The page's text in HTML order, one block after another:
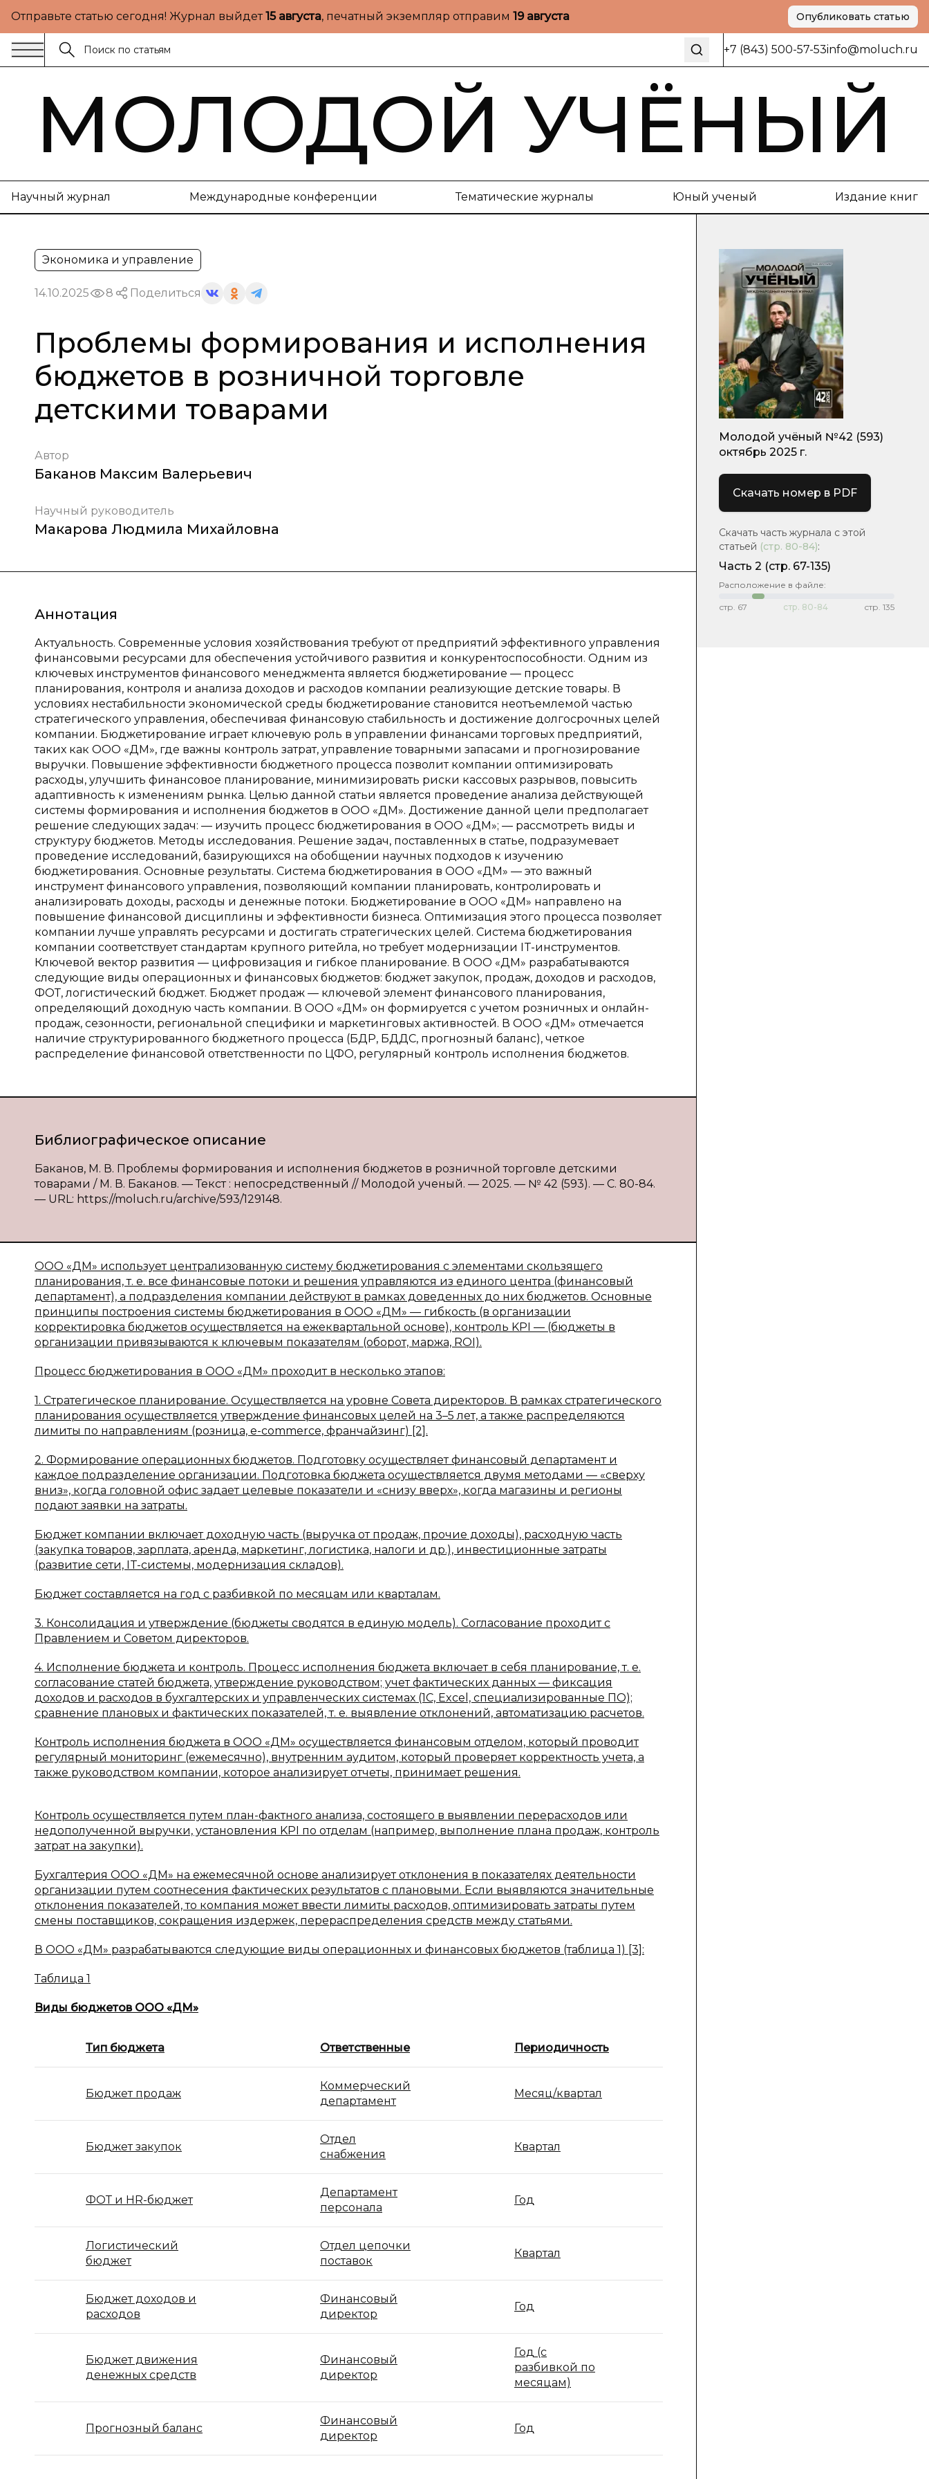
Отправьте статью сегодня! Журнал выйдет15 августа, печатный экземпляр отправим 19 августа Опубликовать статью
+7 (843) 500-57-53info@moluch.ru
МОЛОДОЙ УЧЁНЫЙ
Научный журнал Международные конференции Тематические журналы Юный ученый Издание книг
Экономика и управление
14.10.2025 8 Поделиться
Проблемы формирования и исполнения
бюджетов в розничной торговле
детскими товарами
Автор
Баканов Максим Валерьевич
Научный руководитель
Макарова Людмила Михайловна
Аннотация
Актуальность. Современные условия хозяйствования требуют от предприятий эффективного управления
финансовыми ресурсами для обеспечения устойчивого развития и конкурентоспособности. Одним из
ключевых инструментов финансового менеджмента является бюджетирование — процесс
планирования, контроля и анализа доходов и расходов компании реализующие детские товары. В
условиях нестабильности экономической среды бюджетирование становится неотъемлемой частью
стратегического управления, обеспечивая финансовую стабильность и достижение долгосрочных целей
компании. Бюджетирование играет ключевую роль в управлении финансами торговых предприятий,
таких как ООО «ДМ», где важны контроль затрат, управление товарными запасами и прогнозирование
выручки. Повышение эффективности бюджетного процесса позволит компании оптимизировать
расходы, улучшить финансовое планирование, минимизировать риски кассовых разрывов, повысить
адаптивность к изменениям рынка. Целью данной статьи является проведение анализа действующей
системы формирования и исполнения бюджетов в ООО «ДМ». Достижение данной цели предполагает
решение следующих задач: — изучить процесс бюджетирования в ООО «ДМ»; — рассмотреть виды и
структуру бюджетов. Методы исследования. Решение задач, поставленных в статье, подразумевает
проведение исследований, базирующихся на обобщении научных подходов к изучению
бюджетирования. Основные результаты. Система бюджетирования в ООО «ДМ» — это важный
инструмент финансового управления, позволяющий компании планировать, контролировать и
анализировать доходы, расходы и денежные потоки. Бюджетирование в ООО «ДМ» направлено на
повышение финансовой дисциплины и эффективности бизнеса. Оптимизация этого процесса позволяет
компании лучше управлять ресурсами и достигать стратегических целей. Система бюджетирования
компании соответствует стандартам крупного ритейла, но требует модернизации IT-инструментов.
Ключевой вектор развития — цифровизация и гибкое планирование. В ООО «ДМ» разрабатываются
следующие виды операционных и финансовых бюджетов: бюджет закупок, продаж, доходов и расходов,
ФОТ, логистический бюджет. Бюджет продаж — ключевой элемент финансового планирования,
определяющий доходную часть компании. В ООО «ДМ» он формируется с учетом розничных и онлайн-
продаж, сезонности, региональной специфики и маркетинговых активностей. В ООО «ДМ» отмечается
наличие структурированного бюджетного процесса (БДР, БДДС, прогнозный баланс), четкое
распределение финансовой ответственности по ЦФО, регулярный контроль исполнения бюджетов.
Библиографическое описание
Баканов, М. В. Проблемы формирования и исполнения бюджетов в розничной торговле детскими
товарами / М. В. Баканов. — Текст : непосредственный // Молодой ученый. — 2025. — № 42 (593). — С. 80-84.
— URL: https://moluch.ru/archive/593/129148.
ООО «ДМ» использует централизованную систему бюджетирования с элементами скользящего
планирования, т. е. все финансовые потоки и решения управляются из единого центра (финансовый
департамент), а подразделения компании действуют в рамках доведенных до них бюджетов. Основные
принципы построения системы бюджетирования в ООО «ДМ» — гибкость (в организации
корректировка бюджетов осуществляется на ежеквартальной основе), контроль KPI — (бюджеты в
организации привязываются к ключевым показателям (оборот, маржа, ROI).
Процесс бюджетирования в ООО «ДМ» проходит в несколько этапов:
1. Стратегическое планирование. Осуществляется на уровне Совета директоров. В рамках стратегического
планирования осуществляется утверждение финансовых целей на 3–5 лет, а также распределяются
лимиты по направлениям (розница, e-commerce, франчайзинг) [2].
2. Формирование операционных бюджетов. Подготовку осуществляет финансовый департамент и
каждое подразделение организации. Подготовка бюджета осуществляется двумя методами — «сверху
вниз», когда головной офис задает целевые показатели и «снизу вверх», когда магазины и регионы
подают заявки на затраты.
Бюджет компании включает доходную часть (выручка от продаж, прочие доходы), расходную часть
(закупка товаров, зарплата, аренда, маркетинг, логистика, налоги и др.), инвестиционные затраты
(развитие сети, IT-системы, модернизация складов).
Бюджет составляется на год с разбивкой по месяцам или кварталам.
3. Консолидация и утверждение (бюджеты сводятся в единую модель). Согласование проходит с
Правлением и Советом директоров.
4. Исполнение бюджета и контроль. Процесс исполнения бюджета включает в себя планирование, т. е.
согласование статей бюджета, утверждение руководством; учет фактических данных — фиксация
доходов и расходов в бухгалтерских и управленческих системах (1С, Excel, специализированные ПО);
сравнение плановых и фактических показателей, т. е. выявление отклонений, автоматизацию расчетов.
Контроль исполнения бюджета в ООО «ДМ» осуществляется финансовым отделом, который проводит
регулярный мониторинг (ежемесячно), внутренним аудитом, который проверяет корректность учета, а
также руководством компании, которое анализирует отчеты, принимает решения.
Контроль осуществляется путем план-фактного анализа, состоящего в выявлении перерасходов или
недополученной выручки, установления KPI по отделам (например, выполнение плана продаж, контроль
затрат на закупки).
Бухгалтерия ООО «ДМ» на ежемесячной основе анализирует отклонения в показателях деятельности
организации путем соотнесения фактических результатов с плановыми. Если выявляются значительные
отклонения показателей, то компания может ввести лимиты расходов, оптимизировать затраты путем
смены поставщиков, сокращения издержек, перераспределения средств между статьями.
В ООО «ДМ» разрабатываются следующие виды операционных и финансовых бюджетов (таблица 1) [3]:
Таблица 1
Виды бюджетов ООО «ДМ»
Тип бюджета Ответственные Периодичность
Бюджет продаж
Коммерческий
департамент
Месяц/квартал
Бюджет закупок
Отдел
снабжения
Квартал
ФОТ и HR-бюджет
Департамент
персонала
Год
Логистический
бюджет
Отдел цепочки
поставок
Квартал
Бюджет доходов и
расходов
Финансовый
директор
Год
Бюджет движения
денежных средств
Финансовый
директор
Год (с
разбивкой по
месяцам)
Прогнозный баланс
Финансовый
директор
Год
Молодой учёный №42 (593)
октябрь 2025 г.
Скачать номер в PDF
Скачать часть журнала с этой
статьей (стр. 80-84):
Часть 2 (стр. 67-135)
Расположение в файле:
стр. 67 стр. 80-84 стр. 135